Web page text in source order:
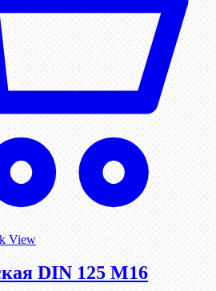
View
DIN 125 М16